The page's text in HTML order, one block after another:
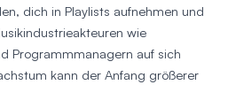
dich in Playlists aufnehmen und
wie
Programmmanagern auf sich
kann der Anfang größerer